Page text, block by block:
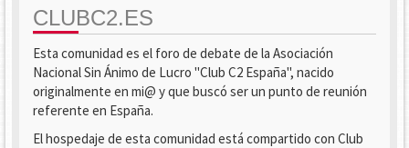
CLUBC2.ES
Esta comunidad es el foro de debate de la Asociación
Nacional Sin Ánimo de Lucro "Club C2 España", nacido
originalmente en mi@ y que buscó ser un punto de reunión
referente en España.
El hospedaje de esta comunidad está compartido con Club